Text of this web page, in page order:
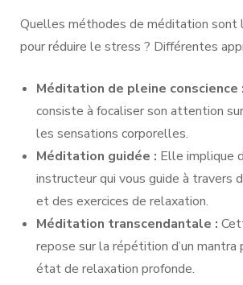
Quelles méthodes de méditation sont
pour réduire le stress ? Différentes
Méditation de pleine conscience :
consiste à focaliser son attention
les sensations corporelles.
Méditation guidée : Elle implique
instructeur qui vous guide à travers
et des exercices de relaxation.
Méditation transcendantale :
repose sur la répétition d’un mantra
état de relaxation profonde.